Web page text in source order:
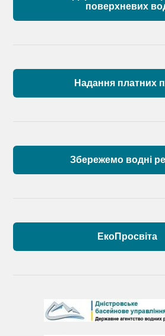
поверхневих
Надання платних
Збережемо водні
ЕкоПросвіта
День Дунаю